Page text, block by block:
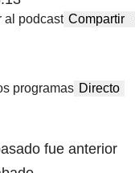
al podcast Compartir
programas Directo
fue anterior